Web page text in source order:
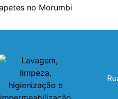
no Morumbi